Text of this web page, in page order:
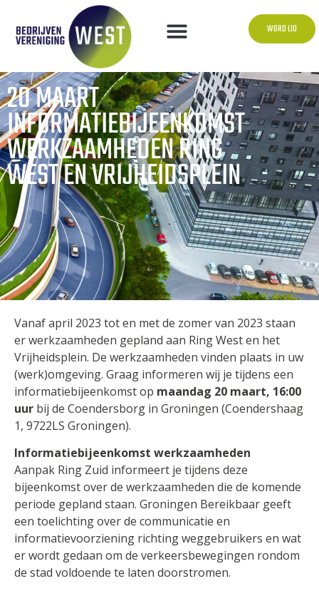
WORD LID
20 MAART
INFORMATIEBIJEENKOMST
WERKZAAMHEDEN RING
WEST EN VRIJHEIDSPLEIN
Vanaf april 2023 tot en met de zomer van 2023 staan
er werkzaamheden gepland aan Ring West en het
Vrijheidsplein. De werkzaamheden vinden plaats in uw
(werk)omgeving. Graag informeren wij je tijdens een
informatiebijeenkomst op maandag 20 maart, 16:00
uur bij de Coendersborg in Groningen (Coendershaag
1, 9722LS Groningen).
Informatiebijeenkomst werkzaamheden
Aanpak Ring Zuid informeert je tijdens deze
bijeenkomst over de werkzaamheden die de komende
periode gepland staan. Groningen Bereikbaar geeft
een toelichting over de communicatie en
informatievoorziening richting weggebruikers en wat
er wordt gedaan om de verkeersbewegingen rondom
de stad voldoende te laten doorstromen.